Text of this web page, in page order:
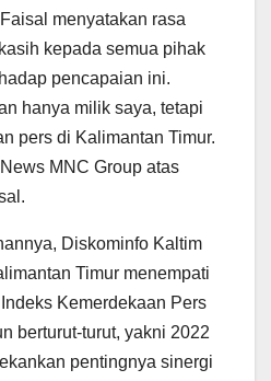
menyatakan rasa
kepada semua pihak
pencapaian ini.
hanya milik saya, tetapi
pers di Kalimantan Timur.
MNC Group atas
Diskominfo Kaltim
Timur menempati
Kemerdekaan Pers
berturut-turut, yakni 2022
pentingnya sinergi